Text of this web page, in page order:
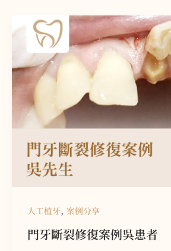
人工植牙, 案例分享
門牙斷裂修復案例吳患者